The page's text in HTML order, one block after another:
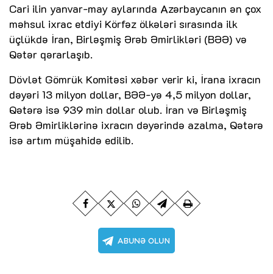
Cari ilin yanvar-may aylarında Azərbaycanın ən çox
məhsul ixrac etdiyi Körfəz ölkələri sırasında ilk
üçlükdə İran, Birləşmiş Ərəb Əmirlikləri (BƏƏ) və
Qətər qərarlaşıb.
Dövlət Gömrük Komitəsi xəbər verir ki, İrana ixracın
dəyəri 13 milyon dollar, BƏƏ-yə 4,5 milyon dollar,
Qətərə isə 939 min dollar olub. İran və Birləşmiş
Ərəb Əmirliklərinə ixracın dəyərində azalma, Qətərə
isə artım müşahidə edilib.